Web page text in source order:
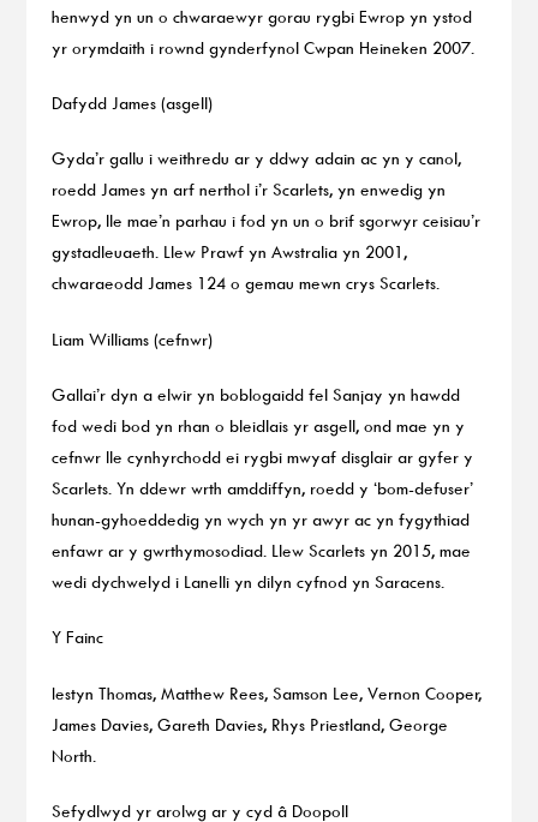
henwyd yn un o chwaraewyr gorau rygbi Ewrop yn ystod
yr orymdaith i rownd gynderfynol Cwpan Heineken 2007.
Dafydd James (asgell)
Gyda’r gallu i weithredu ar y ddwy adain ac yn y canol,
roedd James yn arf nerthol i’r Scarlets, yn enwedig yn
Ewrop, lle mae’n parhau i fod yn un o brif sgorwyr ceisiau’r
gystadleuaeth. Llew Prawf yn Awstralia yn 2001,
chwaraeodd James 124 o gemau mewn crys Scarlets.
Liam Williams (cefnwr)
Gallai’r dyn a elwir yn boblogaidd fel Sanjay yn hawdd
fod wedi bod yn rhan o bleidlais yr asgell, ond mae yn y
cefnwr lle cynhyrchodd ei rygbi mwyaf disglair ar gyfer y
Scarlets. Yn ddewr wrth amddiffyn, roedd y ‘bom-defuser’
hunan-gyhoeddedig yn wych yn yr awyr ac yn fygythiad
enfawr ar y gwrthymosodiad. Llew Scarlets yn 2015, mae
wedi dychwelyd i Lanelli yn dilyn cyfnod yn Saracens.
Y Fainc
Iestyn Thomas, Matthew Rees, Samson Lee, Vernon Cooper,
James Davies, Gareth Davies, Rhys Priestland, George
North.
Sefydlwyd yr arolwg ar y cyd â Doopoll